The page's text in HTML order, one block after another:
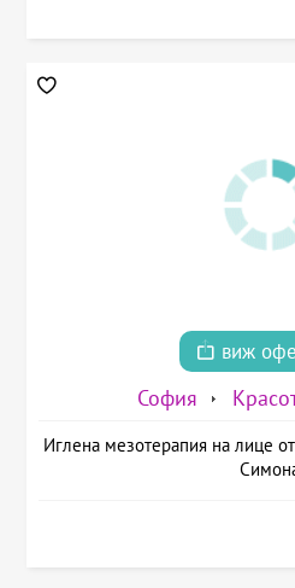
виж
София
Иглена мезотерапия на лице